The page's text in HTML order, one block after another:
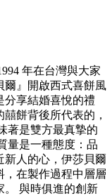
年在台灣與大家
爾』開啟西式喜餅風
分享結婚喜悅的禮
餅背後所代表的，
著是雙方最真摯的
量是一種態度：品
新人的心，伊莎貝爾
，在製作過程中層層
。 與時俱進的創新